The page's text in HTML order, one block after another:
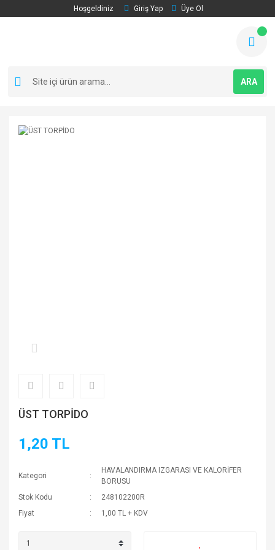
Hoşgeldiniz Giriş Yap Üye Ol
ARA
ÜST TORPİDO
1,20 TL
Kategori
HAVALANDIRMA IZGARASI VE KALORİFER
BORUSU
Stok Kodu
248102200R
Fiyat
1,00 TL + KDV